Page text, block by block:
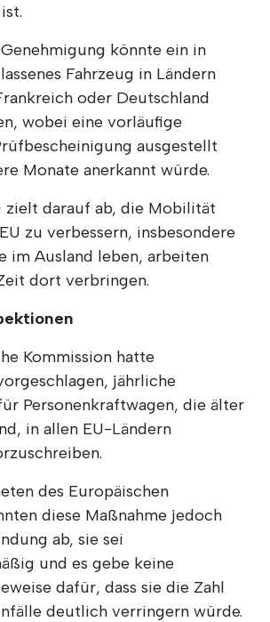
könnte ein in
Fahrzeug in Ländern
oder Deutschland
wobei eine vorläufige
ausgestellt
Monate anerkannt würde.
zielt darauf ab, die Mobilität
zu verbessern, insbesondere
im Ausland leben, arbeiten
dort verbringen.
Kommission hatte
jährliche
Personenkraftwagen, die älter
in allen EU-Ländern
des Europäischen
diese Maßnahme jedoch
ab, sie sei
und es gebe keine
dafür, dass sie die Zahl
deutlich verringern würde.